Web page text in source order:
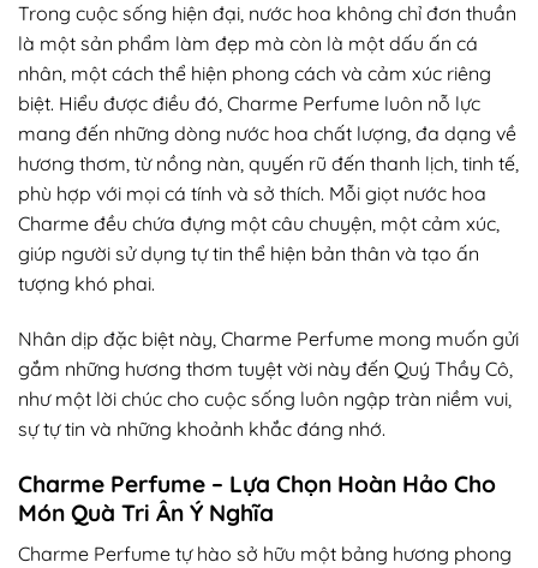
Trong cuộc sống hiện đại, nước hoa không chỉ đơn thuần
là một sản phẩm làm đẹp mà còn là một dấu ấn cá
nhân, một cách thể hiện phong cách và cảm xúc riêng
biệt. Hiểu được điều đó, Charme Perfume luôn nỗ lực
mang đến những dòng nước hoa chất lượng, đa dạng về
hương thơm, từ nồng nàn, quyến rũ đến thanh lịch, tinh tế,
phù hợp với mọi cá tính và sở thích. Mỗi giọt nước hoa
Charme đều chứa đựng một câu chuyện, một cảm xúc,
giúp người sử dụng tự tin thể hiện bản thân và tạo ấn
tượng khó phai.
Nhân dịp đặc biệt này, Charme Perfume mong muốn gửi
gắm những hương thơm tuyệt vời này đến Quý Thầy Cô,
như một lời chúc cho cuộc sống luôn ngập tràn niềm vui,
sự tự tin và những khoảnh khắc đáng nhớ.
Charme Perfume – Lựa Chọn Hoàn Hảo Cho
Món Quà Tri Ân Ý Nghĩa
Charme Perfume tự hào sở hữu một bảng hương phong